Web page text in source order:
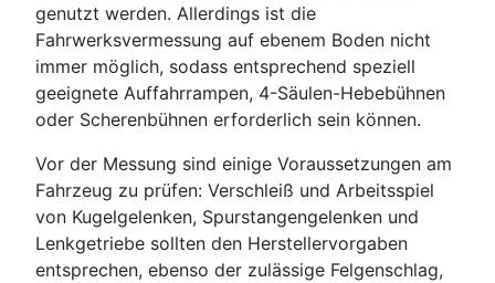
genutzt werden. Allerdings ist die
Fahrwerksvermessung auf ebenem Boden nicht
immer möglich, sodass entsprechend speziell
geeignete Auffahrrampen, 4-Säulen-Hebebühnen
oder Scherenbühnen erforderlich sein können.
Vor der Messung sind einige Voraussetzungen am
Fahrzeug zu prüfen: Verschleiß und Arbeitsspiel
von Kugelgelenken, Spurstangengelenken und
Lenkgetriebe sollten den Herstellervorgaben
entsprechen, ebenso der zulässige Felgenschlag,